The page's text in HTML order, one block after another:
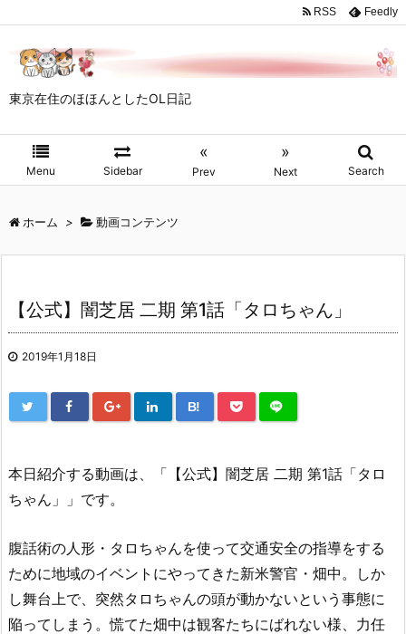
東京在住のほほんとしたOL日記
Menu Sidebar
«
Prev
»
Next Search
RSS Feedly
ホーム > 動画コンテンツ
【公式】闇芝居 二期 第1話「タロちゃん」
2019年1月18日
B!
本日紹介する動画は、「【公式】闇芝居 二期 第1話「タロ
ちゃん」」です。
腹話術の人形・タロちゃんを使って交通安全の指導をする
ために地域のイベントにやってきた新米警官・畑中。しか
し舞台上で、突然タロちゃんの頭が動かないという事態に
陥ってしまう。慌てた畑中は観客たちにばれない様、力任